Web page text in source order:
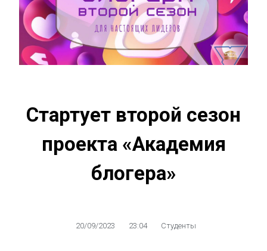
Стартует второй сезон
проекта «Академия
блогера»
20/09/2023 23:04 Студенты